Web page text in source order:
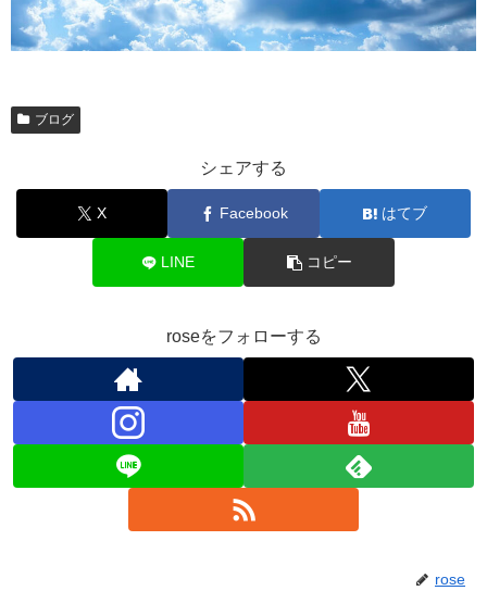
ブログ
シェアする
X Facebook はてブ
LINE コピー
roseをフォローする
rose